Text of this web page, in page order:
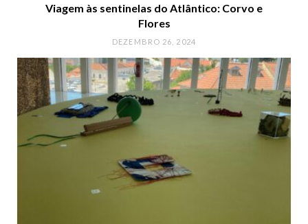
Viagem às sentinelas do Atlântico: Corvo e
Flores
DEZEMBRO 26, 2024